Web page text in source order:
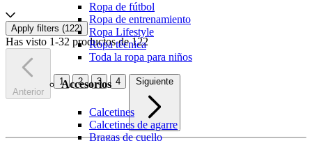
Ropa de fútbol
Ropa de entrenamiento
Ropa Lifestyle
Ropa técnica
Toda la ropa para niños
Accesorios
Calcetines
Calcetines de agarre
Bragas de cuello
Apply filters (122)
Has visto 1-32 productos de 122
Anterior
1 2 3 4 Siguiente